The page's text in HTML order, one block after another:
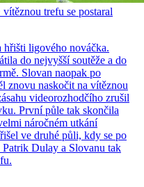
trefu se postaral
hřišti ligového nováčka.
do nejvyšší soutěže a do
Slovan naopak po
znovu naskočit na vítěznou
videorozhodčího zrušil
První půle tak skončila
náročném utkání
ve druhé půli, kdy se po
Dulay a Slovanu tak